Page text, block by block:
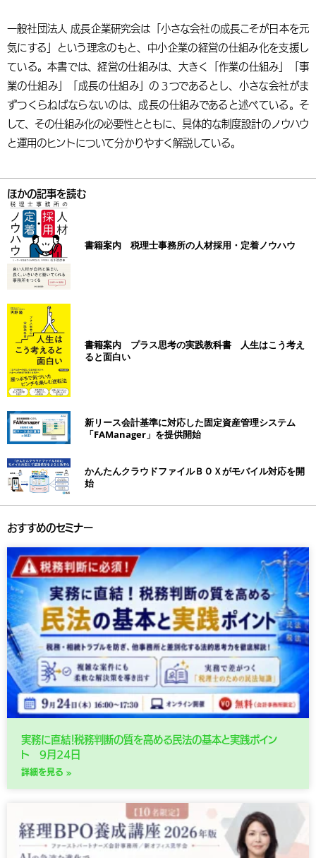
一般社団法人 成長企業研究会は「小さな会社の成長こそが日本を元
気にする」という理念のもと、中小企業の経営の仕組み化を支援し
ている。本書では、経営の仕組みは、大きく「作業の仕組み」「事
業の仕組み」「成長の仕組み」の３つであるとし、小さな会社がま
ずつくらねばならないのは、成長の仕組みであると述べている。そ
して、その仕組み化の必要性とともに、具体的な制度設計のノウハウ
と運用のヒントについて分かりやすく解説している。
ほかの記事を読む
書籍案内 税理士事務所の人材採用・定着ノウハウ
書籍案内 プラス思考の実践教科書 人生はこう考え
ると面白い
新リース会計基準に対応した固定資産管理システム
「FAManager」を提供開始
かんたんクラウドファイルＢＯＸがモバイル対応を開
始
おすすめのセミナー
実務に直結！税務判断の質を高める民法の基本と実践ポイン
ト 9月24日
詳細を見る »